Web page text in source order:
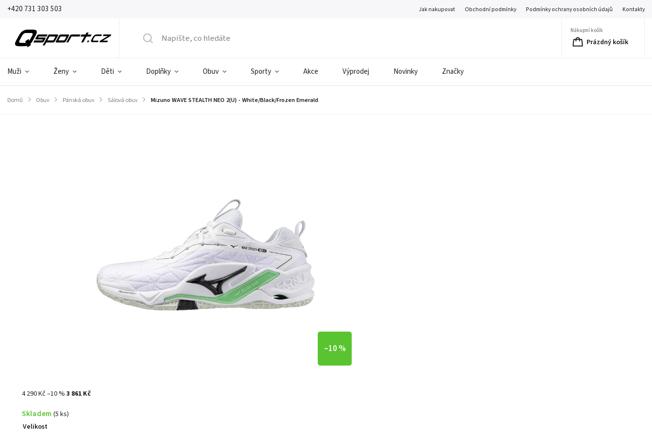
+420 731 303 503 Jak nakupovat Obchodní podmínky Podmínky ochrany osobních údajů Kontakty
Nákupní košík
Prázdný košík
Muži Ženy Děti Doplňky Obuv Sporty Akce Výprodej Novinky Značky
Domů / Obuv / Pánská obuv / Sálová obuv / Mizuno WAVE STEALTH NEO 2(U) - White/Black/Frozen Emerald
–10 %
4 290 Kč–10 %3 861 Kč
Skladem (5 ks)
Velikost